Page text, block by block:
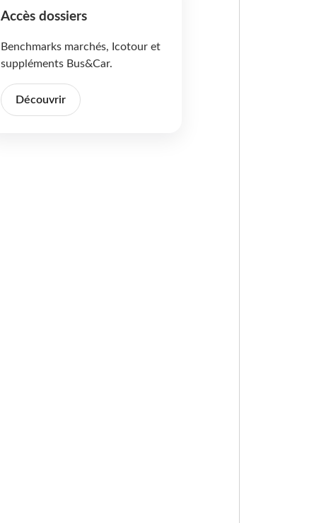
Accès dossiers
Benchmarks marchés, Icotour et
suppléments Bus&Car.
Découvrir